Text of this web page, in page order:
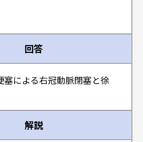
回答
塞による右冠動脈閉塞と徐
解説